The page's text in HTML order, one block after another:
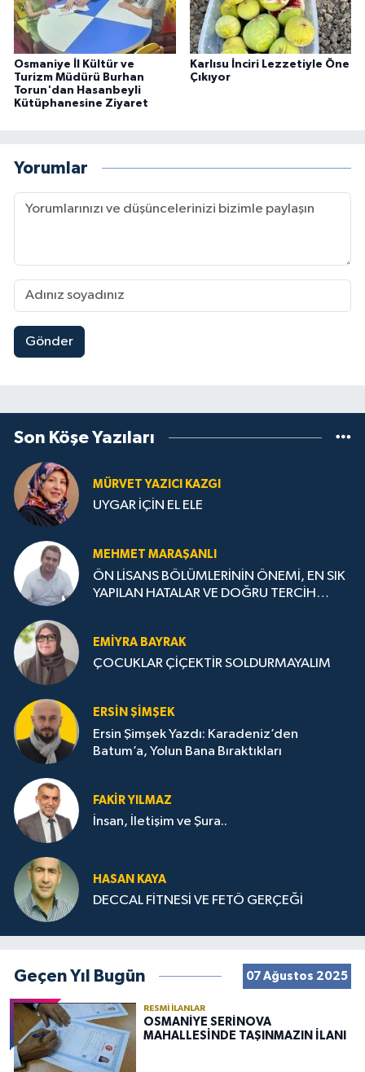
Osmaniye İl Kültür ve
Turizm Müdürü Burhan
Torun'dan Hasanbeyli
Kütüphanesine Ziyaret
Karlısu İnciri Lezzetiyle Öne
Çıkıyor
Yorumlar
Gönder
Son Köşe Yazıları
MÜRVET YAZICI KAZGI
UYGAR İÇİN EL ELE
MEHMET MARAŞANLI
ÖN LİSANS BÖLÜMLERİNİN ÖNEMİ, EN SIK
YAPILAN HATALAR VE DOĞRU TERCİH
EMIYRA BAYRAK
ÇOCUKLAR ÇİÇEKTİR SOLDURMAYALIM
ERSIN ŞIMŞEK
Ersin Şimşek Yazdı: Karadeniz’den
Batum’a, Yolun Bana Bıraktıkları
FAKIR YILMAZ
İnsan, İletişim ve Şura..
HASAN KAYA
DECCAL FİTNESİ VE FETÖ GERÇEĞİ
Geçen Yıl Bugün 07 Ağustos 2025
RESMI İLANLAR
OSMANİYE SERİNOVA
MAHALLESİNDE TAŞINMAZIN İLANI